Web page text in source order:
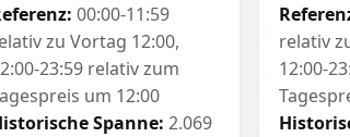
00:00-11:59
zu Vortag 12:00,
23:59 relativ zum
um 12:00
Spanne: 2.069
relativ
12:00-